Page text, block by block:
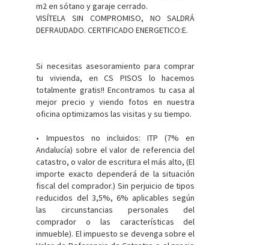
m2 en sótano y garaje cerrado.
VISÍTELA SIN COMPROMISO, NO SALDRÁ
DEFRAUDADO. CERTIFICADO ENERGETICO:E.
Si necesitas asesoramiento para comprar
tu vivienda, en CS PISOS lo hacemos
totalmente gratis!! Encontramos tu casa al
mejor precio y viendo fotos en nuestra
oficina optimizamos las visitas y su tiempo.
• Impuestos no incluidos: ITP (7% en
Andalucía) sobre el valor de referencia del
catastro, o valor de escritura el más alto, (El
importe exacto dependerá de la situación
fiscal del comprador.) Sin perjuicio de tipos
reducidos del 3,5%, 6% aplicables según
las circunstancias personales del
comprador o las características del
inmueble). El impuesto se devenga sobre el